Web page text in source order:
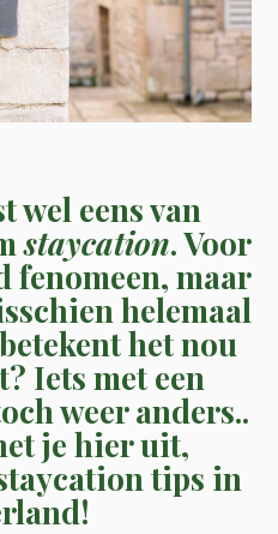
wel eens van
staycation. Voor
fenomeen, maar
helemaal
het nou
Iets met een
weer anders..
je hier uit,
tips in